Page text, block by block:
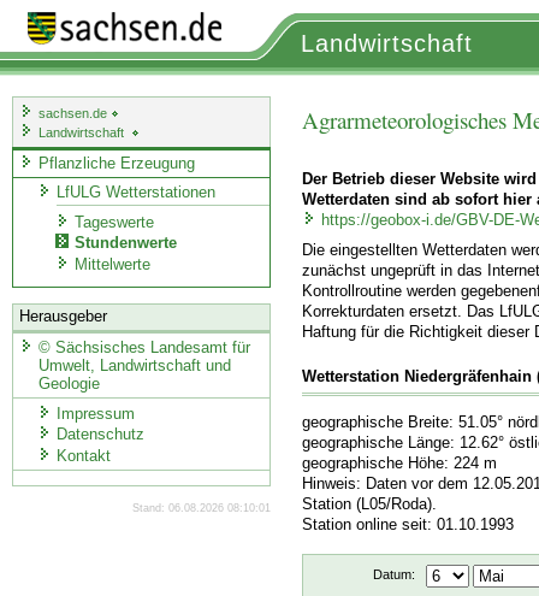
Landwirtschaft
sachsen.de
Landwirtschaft
Pflanzliche Erzeugung
LfULG Wetterstationen
Tageswerte
Stundenwerte
Mittelwerte
Herausgeber
©Sächsisches Landesamt für
Umwelt, Landwirtschaft und
Geologie
Impressum
Datenschutz
Kontakt
Stand: 06.08.2026 08:10:01
Agrarmeteorologisches
Der Betrieb dieser Website
Wetterdaten sind ab sofort hier
https://geobox-i.de/GBV-DE-
Die eingestellten Wetterdaten
zunächst ungeprüft in das
Kontrollroutine werden
Korrekturdaten ersetzt. Das
Haftung für die Richtigkeit dieser
Wetterstation Niedergräfenhain
geographische Breite: 51.05°
geographische Länge: 12.62°
geographische Höhe: 224 m
Hinweis: Daten vor dem
Station (L05/Roda).
Station online seit: 01.10.1993
Datum: